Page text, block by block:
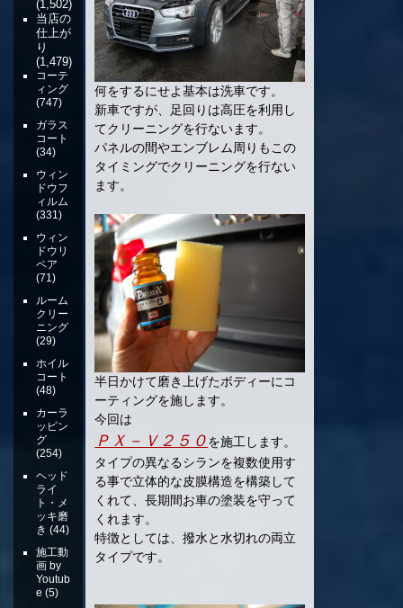
何をするにせよ基本は洗車です。
新車ですが、足回りは高圧を利用し
てクリーニングを行ないます。
パネルの間やエンブレム周りもこの
タイミングでクリーニングを行ない
ます。
半日かけて磨き上げたボディーにコ
ーティングを施します。
今回は
ＰＸ－Ｖ２５０を施工します。
タイプの異なるシランを複数使用す
る事で立体的な皮膜構造を構築して
くれて、長期間お車の塗装を守って
くれます。
特徴としては、撥水と水切れの両立
タイプです。
(1,502)
当店の
仕上が
り
(1,479)
コーテ
ィング
(747)
ガラス
コート
(34)
ウィン
ドウフ
ィルム
(331)
ウィン
ドウリ
ペア
(71)
ルーム
クリー
ニング
(29)
ホイル
コート
(48)
カーラ
ッピン
グ
(254)
ヘッド
ライ
ト・メ
ッキ磨
き (44)
施工動
画 by
Youtub
e (5)